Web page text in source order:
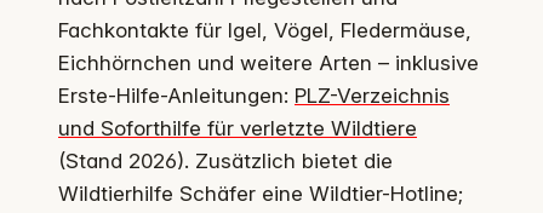
Fachkontakte für Igel, Vögel, Fledermäuse,
Eichhörnchen und weitere Arten – inklusive
Erste-Hilfe-Anleitungen: PLZ-Verzeichnis
und Soforthilfe für verletzte Wildtiere
(Stand 2026). Zusätzlich bietet die
Wildtierhilfe Schäfer eine Wildtier-Hotline;